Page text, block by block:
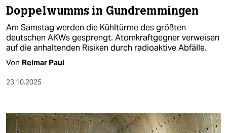
Doppelwumms in Gundremmingen
Am Samstag werden die Kühltürme des größten
deutschen AKWs gesprengt. Atomkraftgegner verweisen
auf die anhaltenden Risiken durch radioaktive Abfälle.
Von Reimar Paul
23.10.2025